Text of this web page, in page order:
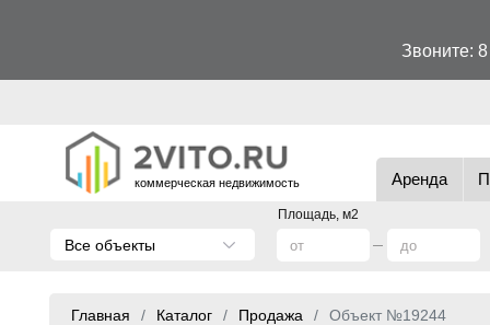
Звоните:
коммерческая недвижимость Аренда
Площадь, м2
Все объекты
Главная Каталог Продажа Объект №19244